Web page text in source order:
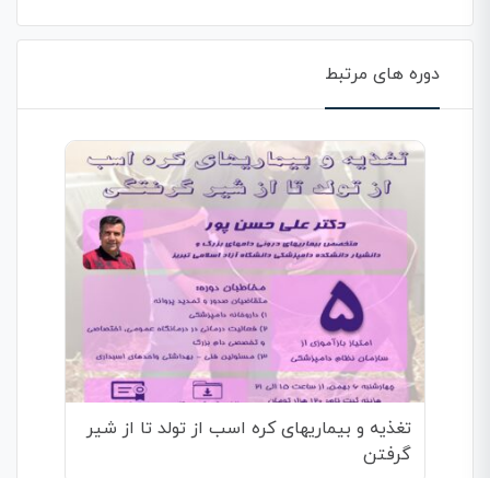
دوره های مرتبط
تغذیه و بیماریهای کره اسب از تولد تا از شیر
گرفتن